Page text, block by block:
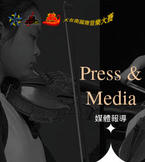
Press &
Media
媒體報導